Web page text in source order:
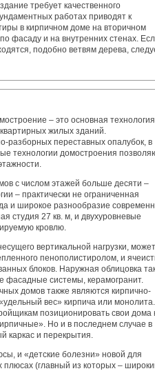
требует качественного
работах приводят к
в кирпичном доме на вторичном
фасаду и на внутренних стенах.
подобно ветвям дерева,
– это основная
жилых зданий.
разборных переставных опалубок, в
технологии домостроения
с числом этажей больше десяти –
– практически не ограниченная
и широкое разнообразие
студия 27 кв. м, и двухуровневые
кровлю.
вертикальной нагрузки, может
пенополистиролом, и
блоков. Наружная облицовка
фасадные системы, керамогранит.
домов также являются кирпично-
вес» кирпича или монолита.
позиционировать свои дома
Но и в последнем случае в
каркас и перекрытия.
и «детские болезни» новой для
плюсах (главный из которых –